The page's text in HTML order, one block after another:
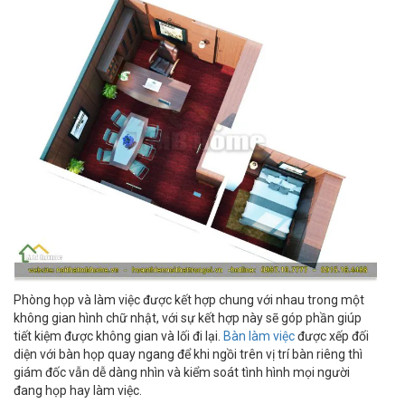
Phòng họp và làm việc được kết hợp chung với nhau trong một
không gian hình chữ nhật, với sự kết hợp này sẽ góp phần giúp
tiết kiệm được không gian và lối đi lại. Bàn làm việcđược xếp đối
diện với bàn họp quay ngang để khi ngồi trên vị trí bàn riêng thì
giám đốc vẫn dễ dàng nhìn và kiểm soát tình hình mọi người
đang họp hay làm việc.